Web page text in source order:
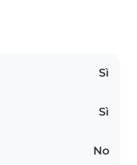
Sì
Sì
No